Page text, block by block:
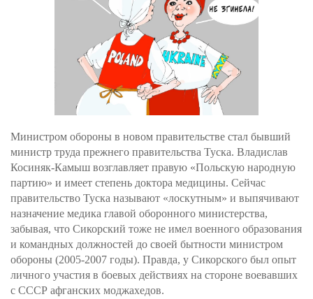
Министром обороны в новом правительстве стал бывший
министр труда прежнего правительства Туска. Владислав
Косиняк-Камыш возглавляет правую «Польскую народную
партию» и имеет степень доктора медицины. Сейчас
правительство Туска называют «лоскутным» и выпячивают
назначение медика главой оборонного министерства,
забывая, что Сикорский тоже не имел военного образования
и командных должностей до своей бытности министром
обороны (2005-2007 годы). Правда, у Сикорского был опыт
личного участия в боевых действиях на стороне воевавших
с СССР афганских моджахедов.